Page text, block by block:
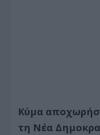
Κύμα
τη Νέα